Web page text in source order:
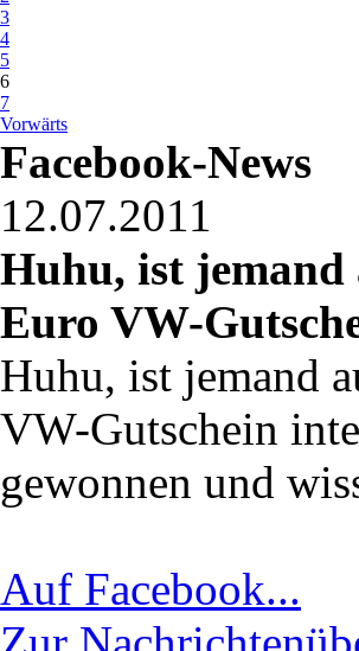
3
4
5
6
7
Vorwärts
Facebook-News
12.07.2011
Huhu, ist jemand
Euro VW-
Huhu, ist jemand
VW-Gutschein
gewonnen und
Auf Facebook...